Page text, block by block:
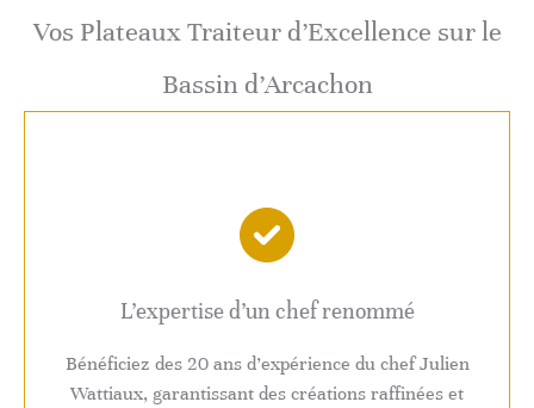
Vos Plateaux Traiteur d’Excellence sur le
Bassin d’Arcachon
L’expertise d’un chef renommé
Bénéficiez des 20 ans d’expérience du chef Julien
Wattiaux, garantissant des créations raffinées et